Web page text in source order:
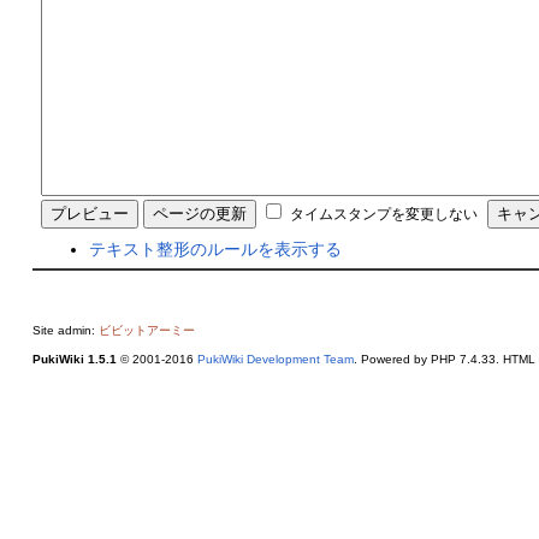
タイムスタンプを変更しない
テキスト整形のルールを表示する
Site admin: ビビットアーミー
PukiWiki 1.5.1 © 2001-2016 PukiWiki Development Team. Powered by PHP 7.4.33. HTML